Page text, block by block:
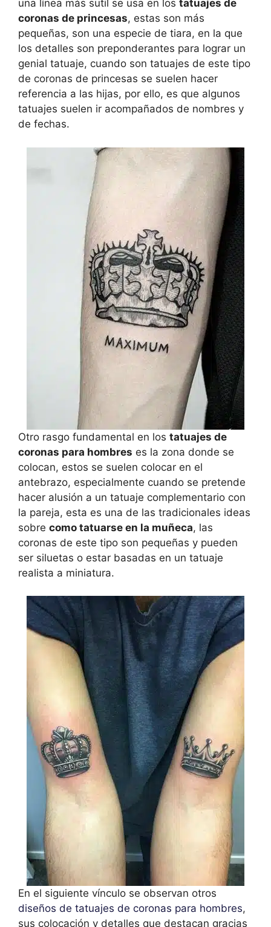
una línea más sutil se usa en los tatuajes de
coronas de princesas, estas son más
pequeñas, son una especie de tiara, en la que
los detalles son preponderantes para lograr un
genial tatuaje, cuando son tatuajes de este tipo
de coronas de princesas se suelen hacer
referencia a las hijas, por ello, es que algunos
tatuajes suelen ir acompañados de nombres y
de fechas.
Otro rasgo fundamental en los tatuajes de
coronas para hombres es la zona donde se
colocan, estos se suelen colocar en el
antebrazo, especialmente cuando se pretende
hacer alusión a un tatuaje complementario con
la pareja, esta es una de las tradicionales ideas
sobre como tatuarse en la muñeca, las
coronas de este tipo son pequeñas y pueden
ser siluetas o estar basadas en un tatuaje
realista a miniatura.
En el siguiente vínculo se observan otros
diseños de tatuajes de coronas para hombres,
sus colocación y detalles que destacan gracias